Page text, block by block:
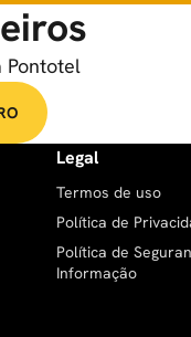
Legal
Termos de uso
Política de
Política de
Informação